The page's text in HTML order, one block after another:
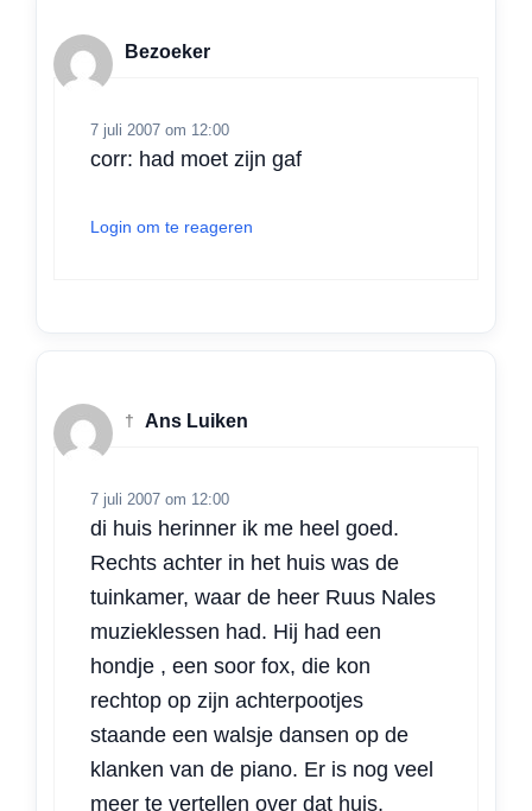
Bezoeker
7 juli 2007 om 12:00
corr: had moet zijn gaf
Login om te reageren
† Ans Luiken
7 juli 2007 om 12:00
di huis herinner ik me heel goed.
Rechts achter in het huis was de
tuinkamer, waar de heer Ruus Nales
muzieklessen had. Hij had een
hondje , een soor fox, die kon
rechtop op zijn achterpootjes
staande een walsje dansen op de
klanken van de piano. Er is nog veel
meer te vertellen over dat huis,